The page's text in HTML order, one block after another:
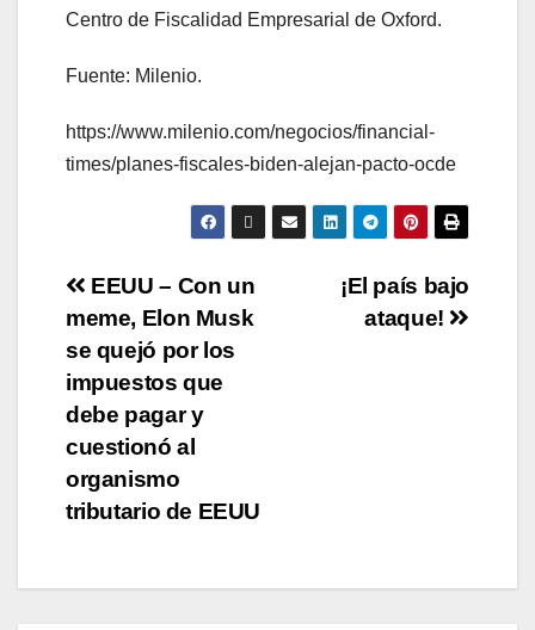
Centro de Fiscalidad Empresarial de Oxford.
Fuente: Milenio.
https://www.milenio.com/negocios/financial-
times/planes-fiscales-biden-alejan-pacto-ocde
¡El país bajo
ataque!
EEUU – Con un
meme, Elon Musk
se quejó por los
impuestos que
debe pagar y
cuestionó al
organismo
tributario de EEUU